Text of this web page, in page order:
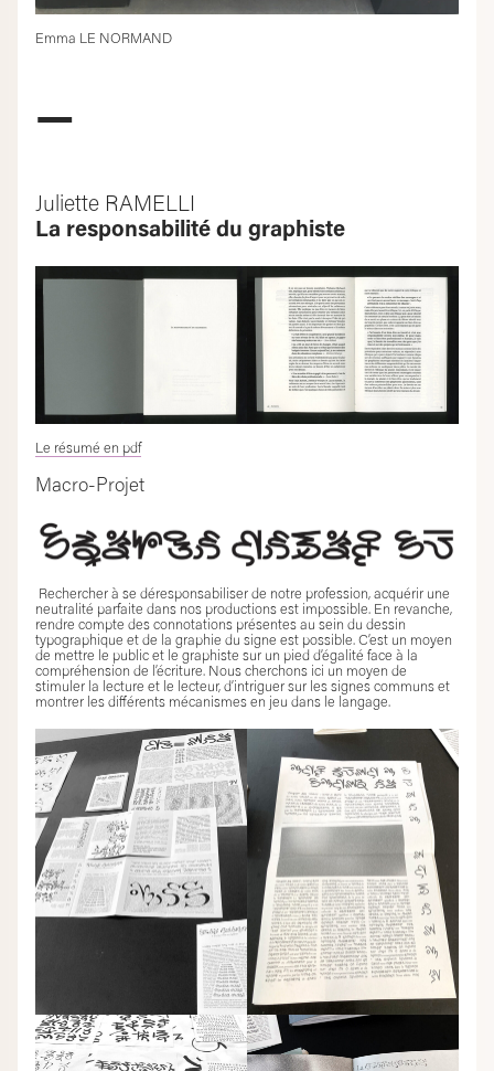
Emma LE NORMAND
—
Juliette RAMELLI
La responsabilité du graphiste
Le résumé en pdf
Macro-Projet
Rechercher à se déresponsabiliser de notre profession, acquérir une
neutralité parfaite dans nos productions est impossible. En revanche,
rendre compte des connotations présentes au sein du dessin
typographique et de la graphie du signe est possible. C’est un moyen
de mettre le public et le graphiste sur un pied d’égalité face à la
compréhension de l’écriture. Nous cherchons ici un moyen de
stimuler la lecture et le lecteur, d’intriguer sur les signes communs et
montrer les différents mécanismes en jeu dans le langage.